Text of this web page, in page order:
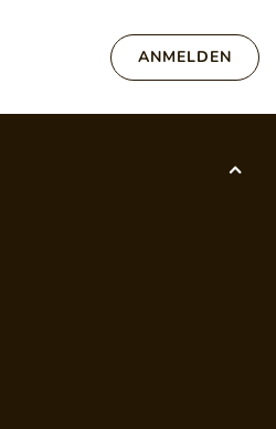
ANMELDEN